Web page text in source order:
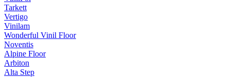
Tarkett
Vertigo
Vinilam
Wonderful Vinil Floor
Noventis
Alpine Floor
Arbiton
Alta Step